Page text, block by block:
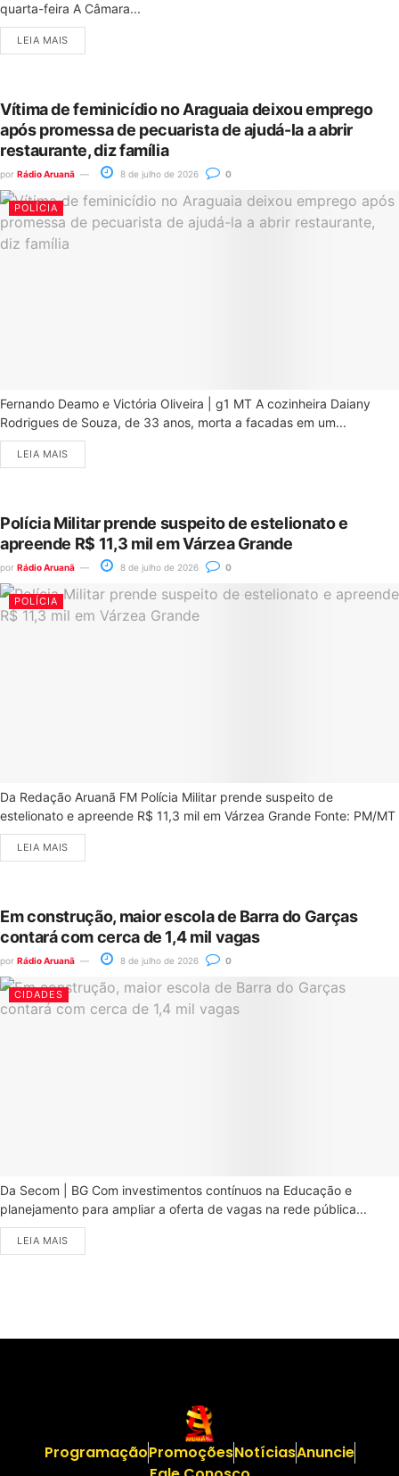
quarta-feira A Câmara...
LEIA MAIS
Vítima de feminicídio no Araguaia deixou emprego
após promessa de pecuarista de ajudá-la a abrir
restaurante, diz família
por Rádio Aruanã 8 de julho de 2026 0
POLÍCIA
Fernando Deamo e Victória Oliveira | g1 MT A cozinheira Daiany
Rodrigues de Souza, de 33 anos, morta a facadas em um...
LEIA MAIS
Polícia Militar prende suspeito de estelionato e
apreende R$ 11,3 mil em Várzea Grande
por Rádio Aruanã 8 de julho de 2026 0
POLÍCIA
Da Redação Aruanã FM Polícia Militar prende suspeito de
estelionato e apreende R$ 11,3 mil em Várzea Grande Fonte: PM/MT
LEIA MAIS
Em construção, maior escola de Barra do Garças
contará com cerca de 1,4 mil vagas
por Rádio Aruanã 8 de julho de 2026 0
CIDADES
Da Secom | BG Com investimentos contínuos na Educação e
planejamento para ampliar a oferta de vagas na rede pública...
LEIA MAIS
ProgramaçãoPromoçõesNotíciasAnuncie